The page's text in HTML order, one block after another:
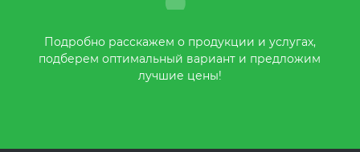
Подробно расскажем о продукции и услугах,
подберем оптимальный вариант и предложим
лучшие цены!